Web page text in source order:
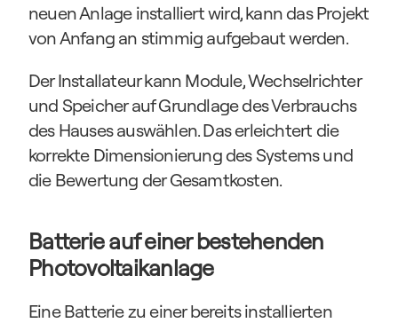
neuen Anlage installiert wird, kann das Projekt
von Anfang an stimmig aufgebaut werden.
Der Installateur kann Module, Wechselrichter
und Speicher auf Grundlage des Verbrauchs
des Hauses auswählen. Das erleichtert die
korrekte Dimensionierung des Systems und
die Bewertung der Gesamtkosten.
Batterie auf einer bestehenden
Photovoltaikanlage
Eine Batterie zu einer bereits installierten